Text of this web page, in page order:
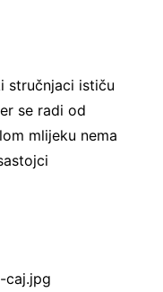
stručnjaci ističu
se radi od
mlijeku nema